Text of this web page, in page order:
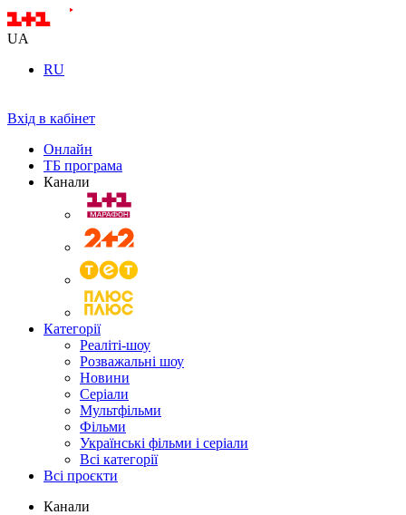
UA
RU
Вхід в кабінет
Онлайн
ТБ програма
Канали
Категорії
Реаліті-шоу
Розважальні шоу
Новини
Серіали
Мультфільми
Фільми
Українські фільми і серіали
Всі категорії
Всі проєкти
Канали